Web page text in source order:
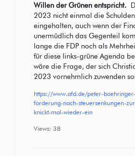
Willen der Grünen entspricht.
2023 nicht einmal die
eingehalten, auch wenn der
unermüdlich das Gegenteil
lange die FDP noch als
für diese links-grüne Agenda
wäre die Frage, der sich
2023 vornehmlich zuwenden
https://www.afd.de/peter-
forderung-nach-steuersenkungen-
knickt-mal-wieder-ein
Views: 38